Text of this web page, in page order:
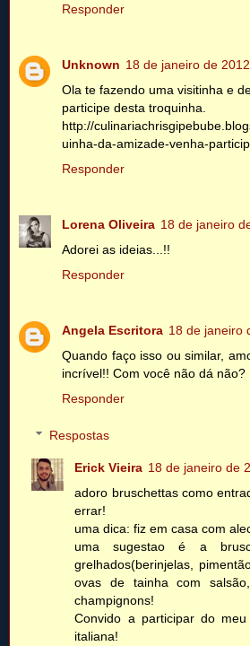
Responder
Unknown 18 de janeiro de
Ola te fazendo uma visitinha e
participe desta troquinha.
http://
uinha-da-amizade-venha-
Responder
Lorena Oliveira 18 de janeiro
Adorei as ideias...!!
Responder
Angela Escritora 18 de janeiro
Quando faço isso ou similar,
incrível!! Com você não dá não?
Responder
Respostas
Erick Vieira 18 de janeiro de
adoro bruschettas como
errar!
uma dica: fiz em casa com
uma sugestao é a
grelhados(berinjelas,
ovas de tainha com
champignons!
Convido a participar do
italiana!